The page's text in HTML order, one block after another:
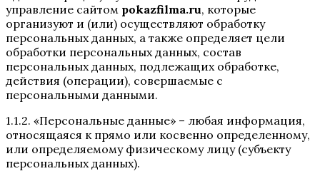
управление сайтом pokazfilma.ru, которые
организуют и (или) осуществляют обработку
персональных данных, а также определяет цели
обработки персональных данных, состав
персональных данных, подлежащих обработке,
действия (операции), совершаемые с
персональными данными.
1.1.2. «Персональные данные» – любая информация,
относящаяся к прямо или косвенно определенному,
или определяемому физическому лицу (субъекту
персональных данных).